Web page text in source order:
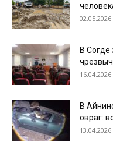
02.05.2026
В Согде
16.04.2026
В
овраг:
13.04.2026